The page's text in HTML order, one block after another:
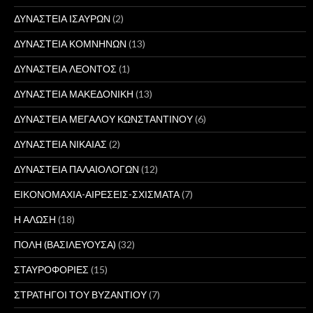
ΔΥΝΑΣΤΕΙΑ ΙΣΑΥΡΩΝ (2)
ΔΥΝΑΣΤΕΙΑ ΚΟΜΝΗΝΩΝ (13)
ΔΥΝΑΣΤΕΙΑ ΛΕΟΝΤΟΣ (1)
ΔΥΝΑΣΤΕΙΑ ΜΑΚΕΔΟΝΙΚΗ (13)
ΔΥΝΑΣΤΕΙΑ ΜΕΓΑΛΟΥ ΚΩΝΣΤΑΝΤΙΝΟΥ(6)
ΔΥΝΑΣΤΕΙΑ ΝΙΚΑΙΑΣ (2)
ΔΥΝΑΣΤΕΙΑ ΠΑΛΑΙΟΛΟΓΩΝ (12)
ΕΙΚΟΝΟΜΑΧΙΑ-ΑΙΡΕΣΕΙΣ-ΣΧΙΣΜΑΤΑ(7)
Η ΑΛΩΣΗ (18)
ΠΟΛΗ (ΒΑΣΙΛΕΥΟΥΣΑ) (32)
ΣΤΑΥΡΟΦΟΡΙΕΣ (15)
ΣΤΡΑΤΗΓΟΙ ΤΟΥ ΒΥΖΑΝΤΙΟΥ(7)